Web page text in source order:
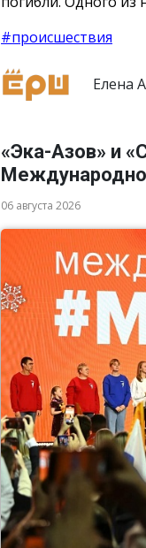
#происшествия
Елена
«Эка-Азов» и
06 августа 2026